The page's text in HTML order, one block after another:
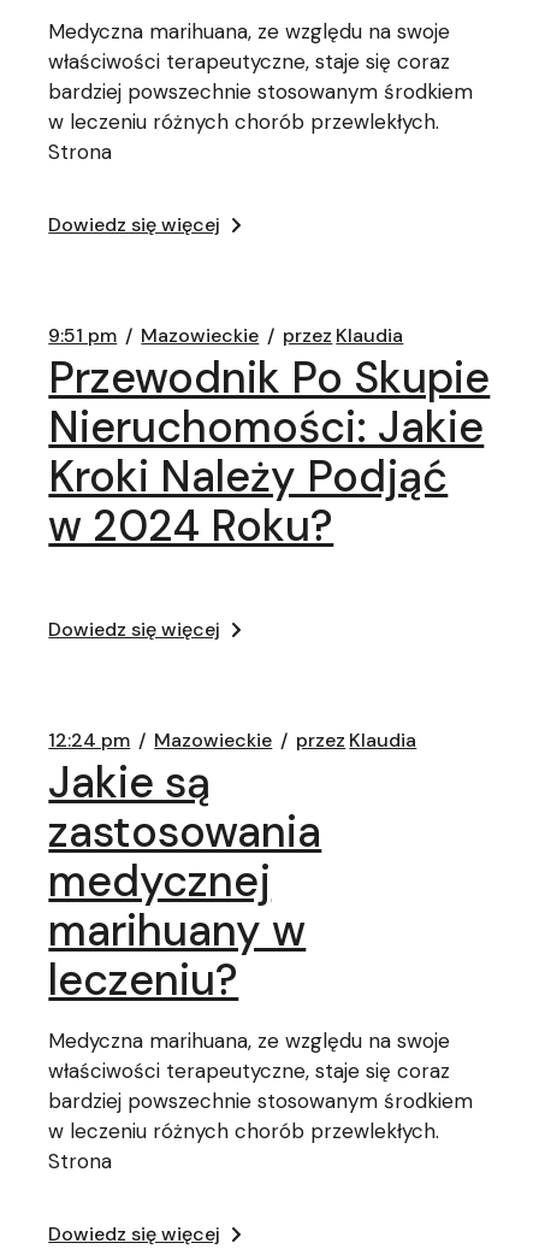
Medyczna marihuana, ze względu na swoje
właściwości terapeutyczne, staje się coraz
bardziej powszechnie stosowanym środkiem
w leczeniu różnych chorób przewlekłych.
Strona
Dowiedz się więcej
9:51 pm Mazowieckie przez Klaudia
Przewodnik Po Skupie
Nieruchomości: Jakie
Kroki Należy Podjąć
w 2024 Roku?
Dowiedz się więcej
12:24 pm Mazowieckie przez Klaudia
Jakie są
zastosowania
medycznej
marihuany w
leczeniu?
Medyczna marihuana, ze względu na swoje
właściwości terapeutyczne, staje się coraz
bardziej powszechnie stosowanym środkiem
w leczeniu różnych chorób przewlekłych.
Strona
Dowiedz się więcej